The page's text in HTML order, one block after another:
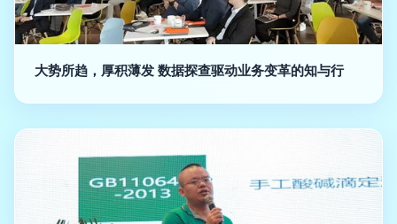
大势所趋，厚积薄发 数据探查驱动业务变革的知与行